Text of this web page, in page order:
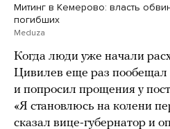
Митинг в Кемерово: власть
погибших
Meduza
Когда люди уже начали
Цивилев еще раз пообещал
и попросил прощения у
«Я становлюсь на колени
сказал вице-губернатор и